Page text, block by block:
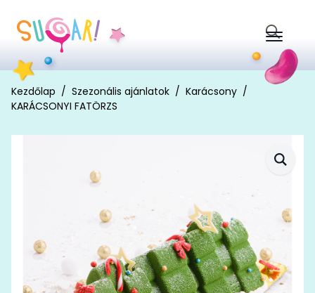
Search
for:
Kezdőlap Szezonális ajánlatok
Karácsony
KARÁCSONYI FATÖRZS